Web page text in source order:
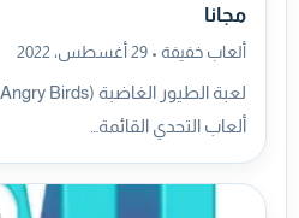
مجانا
ألعاب خفيفة • 29 أغسطس، 2022
ألعاب التحدي القائمة…